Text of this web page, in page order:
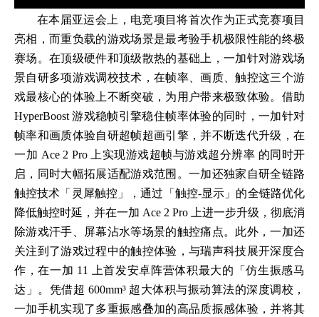
在本届亚运会上，电竞项目将首次作为正式竞赛项目
亮相，而重负载的游戏场景是最考验手机极限性能的终极
赛场。在顶级硬件和顶级散热的基础上，一加针对游戏场
景自研多项游戏调校技术，在帧率、画质、触控这三个游
戏最核心的体验上不断突破，为用户带来极致体验。借助
HyperBoost 游戏稳帧引擎稳住帧率体验的同时，一加针对
帧率和画质体验自研超帧超画引擎，并不断迭代升级，在
一加 Ace 2 Pro 上实现游戏超帧与游戏超分辨率 的同时开
启，同时大幅拓展适配游戏范围。一加还独家自研全链路
触控技术「灵犀触控」，通过「触控-显示」的全链路优化
降低触控时延，并在一加 Ace 2 Pro 上进一步升级，彻底消
除游戏汗手、屏幕沾水等场景的触控痛点。此外，一加还
关注到了游戏过程中的触控体验，与瑞声科技展开深度合
作，在一加 11 上首发安卓阵营体积最大的「仿生振感马
达」。凭借超 600mm³ 超大体积与振动算法的深度调校，
一加手机实现了多重振感叠加的高品质振感体验，并将其